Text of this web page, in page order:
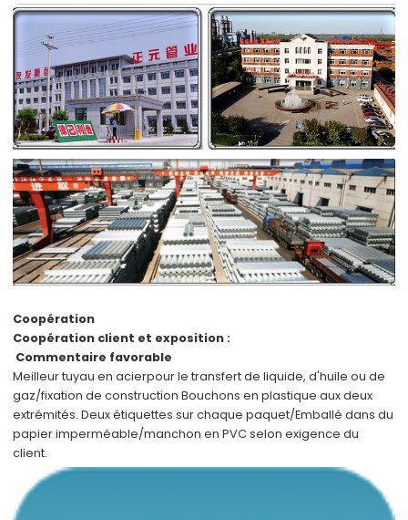
Coopération
Coopération client et exposition :
Commentaire favorable
Meilleur tuyau en acierpour le transfert de liquide, d'huile ou de
gaz/fixation de construction Bouchons en plastique aux deux
extrémités. Deux étiquettes sur chaque paquet/Emballé dans du
papier imperméable/manchon en PVC selon exigence du
client.